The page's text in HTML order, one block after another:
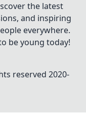
the latest
and inspiring
everywhere.
be young today!
reserved 2020-